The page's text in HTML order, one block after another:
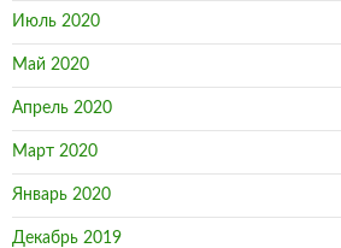
Июль 2020
Май 2020
Апрель 2020
Март 2020
Январь 2020
Декабрь 2019